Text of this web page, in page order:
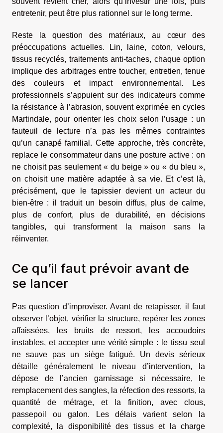
entretenir, peut être plus rationnel sur le long terme.
Reste la question des matériaux, au cœur des
préoccupations actuelles. Lin, laine, coton, velours,
tissus recyclés, traitements anti-taches, chaque option
implique des arbitrages entre toucher, entretien, tenue
des couleurs et impact environnemental. Les
professionnels s’appuient sur des indicateurs comme
la résistance à l’abrasion, souvent exprimée en cycles
Martindale, pour orienter les choix selon l’usage : un
fauteuil de lecture n’a pas les mêmes contraintes
qu’un canapé familial. Cette approche, très concrète,
replace le consommateur dans une posture active : on
ne choisit pas seulement « du beige » ou « du bleu »,
on choisit une matière adaptée à sa vie. Et c’est là,
précisément, que le tapissier devient un acteur du
bien-être : il traduit un besoin diffus, plus de calme,
plus de confort, plus de durabilité, en décisions
tangibles, qui transforment la maison sans la
réinventer.
Ce qu’il faut prévoir avant de
se lancer
Pas question d’improviser. Avant de retapisser, il faut
observer l’objet, vérifier la structure, repérer les zones
affaissées, les bruits de ressort, les accoudoirs
instables, et accepter une vérité simple : le tissu seul
ne sauve pas un siège fatigué. Un devis sérieux
détaille généralement le niveau d’intervention, la
dépose de l’ancien garnissage si nécessaire, le
remplacement des sangles, la réfection des ressorts, la
quantité de métrage, et la finition, avec clous,
passepoil ou galon. Les délais varient selon la
complexité, la disponibilité des tissus et la charge